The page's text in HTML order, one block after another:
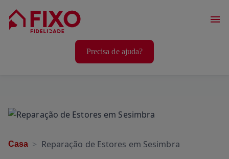
Serviços Casa
Precisa de ajuda?
Casa Reparação de Estores em Sesimbra